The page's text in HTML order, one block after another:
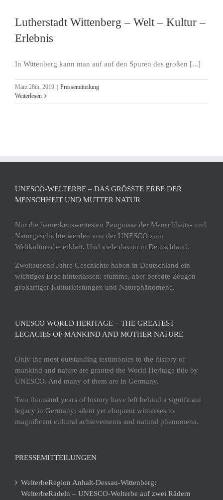
Lutherstadt Wittenberg – Welt – Kultur –
Erlebnis
In Wittenberg kann man auf auf den Spuren des großen [...]
März 28th, 2019
Pressemitteilung
Weiterlesen
UNESCO-WELTERBE – DAS GRÖSSTE ERBE DER M
ENSCHHEIT UND MUTTER NATUR
Nur die bemerkenswertesten Zeugnisse der Menschheits- und
Naturgeschichte werden von der UNESCO zum
Weltkulturerbe erklärt. Und viele davon in Deutschland.
Zweitausend Jahre Geschichte haben in Deutschland ein
wichtiges Erbe hinterlassen: stumme, aber beredte Zeugen
großartiger Kulturleistungen und Naturphänomene.
UNESCO WORLD HERITAGE – THE GREATEST
LEGACIES OF MANKIND AND MOTHER NATURE
Only the most outstanding testimonies to the history of
mankind and nature are granted the World Heritage title by
UNESCO. And many of them are in Germany.
Two thousand years of history have left behind a significant
legacy in Germany: silent yet eloquent witnesses to
magnificent cultural achievements and natural phenomena.
PRESSEMITTEILUNGEN
WelterbeRegion Anhalt-Dessau-Wittenberg:
WelterbeRadeln – UNESCO-Welterbe auf zwei Rädern